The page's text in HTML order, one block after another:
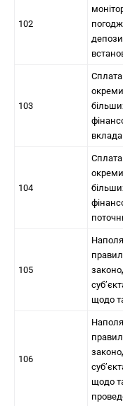
102
103
104
105
щодо
106
щодо